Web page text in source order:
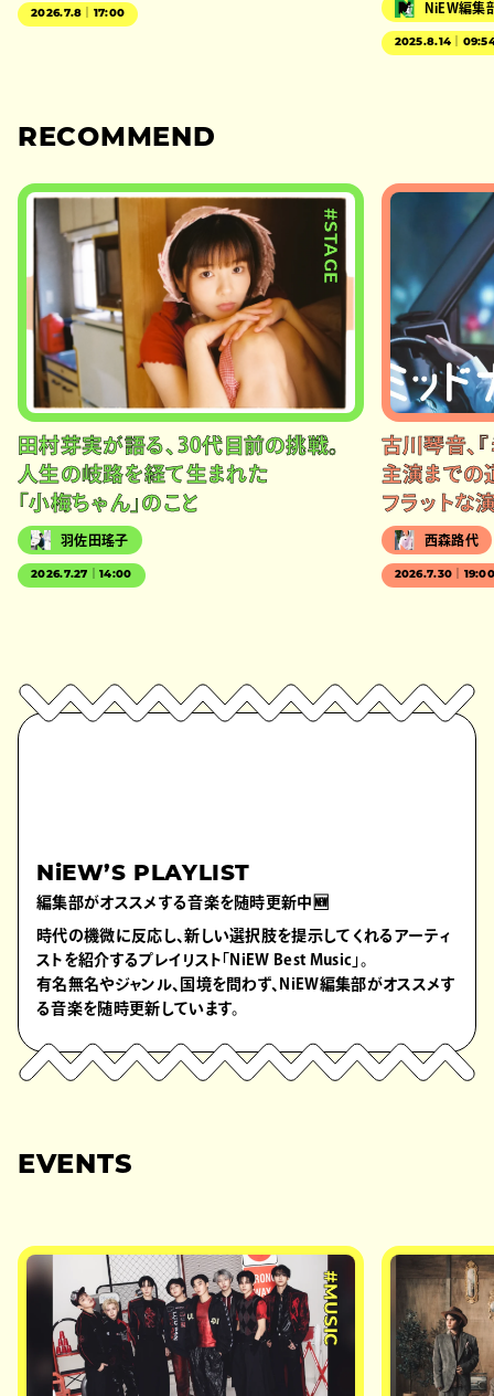
2026.7.8｜17:00 NiEW編集
2025.8.14｜
RECOMMEND
#STAGE
田村芽実が語る、30代目前の挑戦。
人生の岐路を経て生まれた
「小梅ちゃん」のこと
羽佐田瑤子
2026.7.27｜14:00
古川琴音、
主演までの
フラットな
西森路代
2026.7.30｜
NiEW’S PLAYLIST
編集部がオススメする音楽を随時更新中🆕
時代の機微に反応し、新しい選択肢を提示してくれるアーティ
ストを紹介するプレイリスト「NiEW Best Music」。
有名無名やジャンル、国境を問わず、NiEW編集部がオススメす
る音楽を随時更新しています。
EVENTS
#MUSIC